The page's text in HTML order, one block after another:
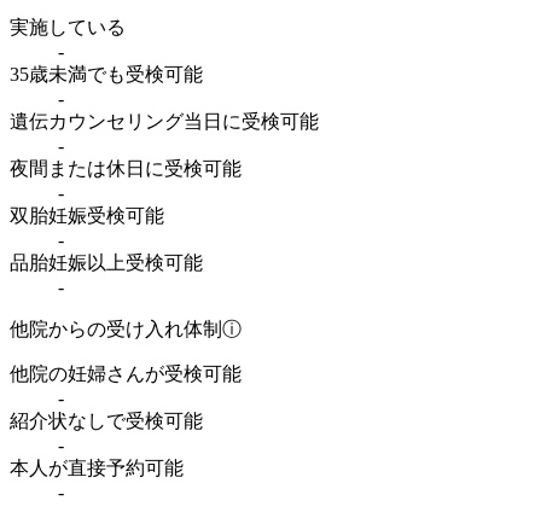
実施している
-
35歳未満でも受検可能
-
遺伝カウンセリング当日に受検可能
-
夜間または休日に受検可能
-
双胎妊娠受検可能
-
品胎妊娠以上受検可能
-
他院からの受け入れ体制 ⓘ
他院の妊婦さんが受検可能
-
紹介状なしで受検可能
-
本人が直接予約可能
-